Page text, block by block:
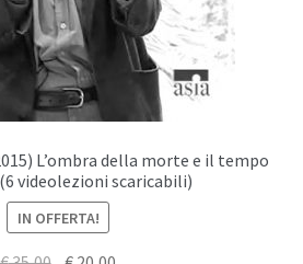
L’ombra della morte e il tempo
videolezioni scaricabili)
IN OFFERTA!